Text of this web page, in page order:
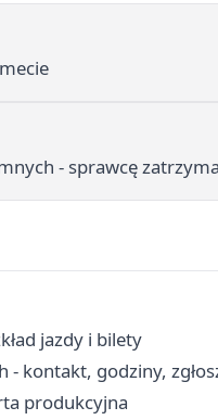
- sprawcę
jazdy i bilety
kontakt, godziny,
produkcyjna